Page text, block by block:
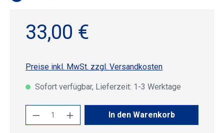
33,00 €
Preise inkl. MwSt. zzgl. Versandkosten
Sofort verfügbar, Lieferzeit: 1-3 Werktage
Produkt Anzahl: Gib den gewünschten
In den Warenkorb